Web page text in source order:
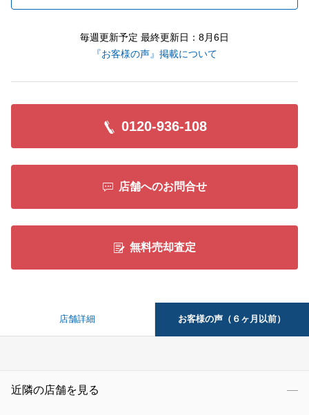
毎週更新予定 最終更新日：8月6日
『お客様の声』掲載について
0120-936-108
店舗へのお問合せ
無料売却査定
店舗詳細 お客様の声（６ヶ月以前）
近隣の店舗を見る